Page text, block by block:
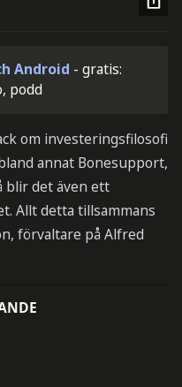
Android - gratis:
podd
om investeringsfilosofi
annat Bonesupport,
blir det även ett
Allt detta tillsammans
förvaltare på Alfred